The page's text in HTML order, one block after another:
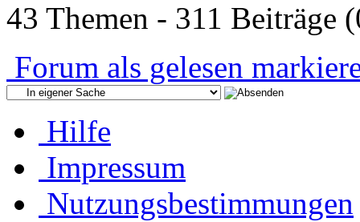
43 Themen - 311 Beiträge
Forum als gelesen
Hilfe
Impressum
Nutzungsbestimmungen